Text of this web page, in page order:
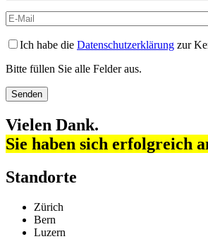
Ich habe die Datenschutzerklärung zur
Bitte füllen Sie alle Felder aus.
Vielen Dank.
Sie haben sich erfolgreich
Standorte
Zürich
Bern
Luzern